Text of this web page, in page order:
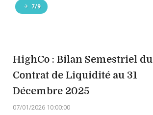
7/9
HighCo : Bilan Semestriel du
Contrat de Liquidité au 31
Décembre 2025
07/01/2026 10:00:00